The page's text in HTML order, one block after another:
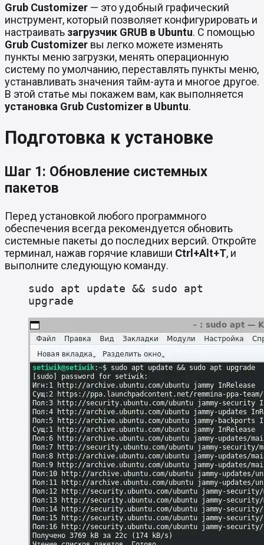
Grub Customizer — это удобный графический
инструмент, который позволяет конфигурировать и
настраивать загрузчик GRUB в Ubuntu. С помощью
Grub Customizer вы легко можете изменять
пункты меню загрузки, менять операционную
систему по умолчанию, переставлять пункты меню,
устанавливать значения тайм-аута и многое другое.
В этой статье мы покажем вам, как выполняется
установка Grub Customizer в Ubuntu.
Подготовка к установке
Шаг 1: Обновление системных
пакетов
Перед установкой любого программного
обеспечения всегда рекомендуется обновить
системные пакеты до последних версий. Откройте
терминал, нажав горячие клавиши Ctrl+Alt+T, и
выполните следующую команду.
sudo apt update && sudo apt
upgrade